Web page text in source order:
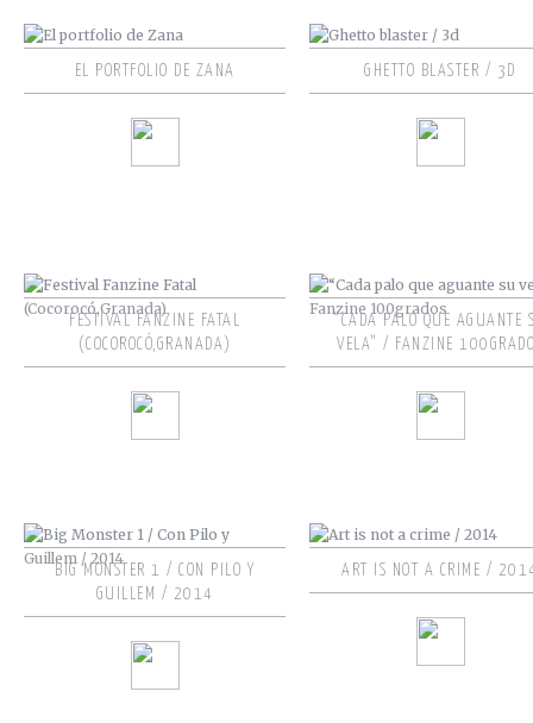
EL PORTFOLIO DE ZANA GHETTO BLASTER / 3D
FESTIVAL FANZINE FATAL
(COCOROCÓ,GRANADA)
“CADA PALO QUE AGUANTE
VELA” / FANZINE
BIG MONSTER 1 / CON PILO Y
GUILLEM / 2014
ART IS NOT A CRIME /